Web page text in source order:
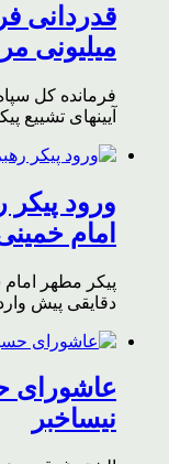
قدردانی
میلیونی
فرمانده کل
آیینهای تشییع
ورود
امام
پیکر مطهر
دقایقی پیش
عاشورای
نیساخبر